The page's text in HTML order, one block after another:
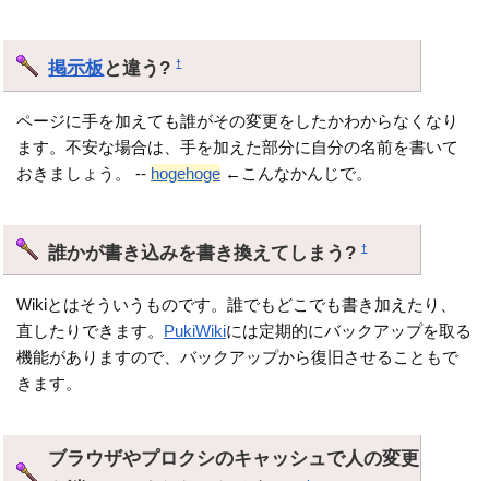
掲示板 と違う?†
ページに手を加えても誰がその変更をしたかわからなくなり
ます。不安な場合は、手を加えた部分に自分の名前を書いて
おきましょう。 -- hogehoge ←こんなかんじで。
誰かが書き込みを書き換えてしまう?†
Wikiとはそういうものです。誰でもどこでも書き加えたり、
直したりできます。 PukiWikiには定期的にバックアップを取る
機能がありますので、バックアップから復旧させることもで
きます。
ブラウザやプロクシのキャッシュで人の変更